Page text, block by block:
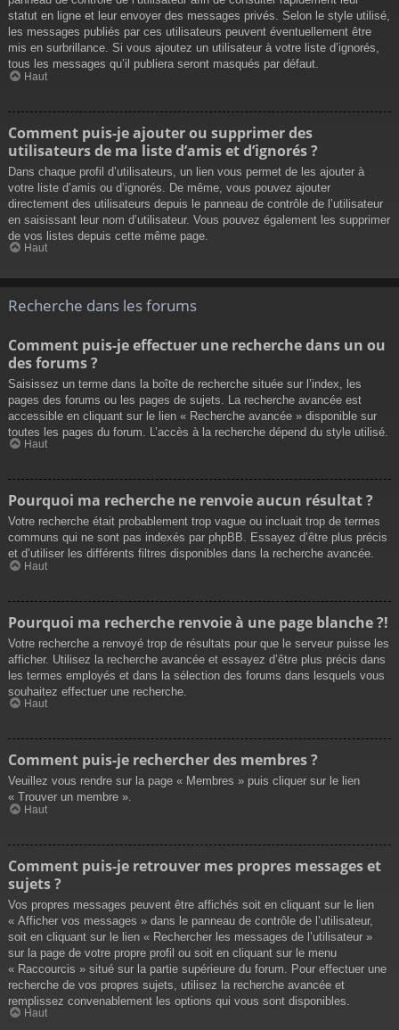
statut en ligne et leur envoyer des messages privés. Selon le style utilisé,
les messages publiés par ces utilisateurs peuvent éventuellement être
mis en surbrillance. Si vous ajoutez un utilisateur à votre liste d’ignorés,
tous les messages qu’il publiera seront masqués par défaut.
Haut
Comment puis-je ajouter ou supprimer des
utilisateurs de ma liste d’amis et d’ignorés ?
Dans chaque profil d’utilisateurs, un lien vous permet de les ajouter à
votre liste d’amis ou d’ignorés. De même, vous pouvez ajouter
directement des utilisateurs depuis le panneau de contrôle de l’utilisateur
en saisissant leur nom d’utilisateur. Vous pouvez également les supprimer
de vos listes depuis cette même page.
Haut
Recherche dans les forums
Comment puis-je effectuer une recherche dans un ou
des forums ?
Saisissez un terme dans la boîte de recherche située sur l’index, les
pages des forums ou les pages de sujets. La recherche avancée est
accessible en cliquant sur le lien « Recherche avancée » disponible sur
toutes les pages du forum. L’accès à la recherche dépend du style utilisé.
Haut
Pourquoi ma recherche ne renvoie aucun résultat ?
Votre recherche était probablement trop vague ou incluait trop de termes
communs qui ne sont pas indexés par phpBB. Essayez d’être plus précis
et d’utiliser les différents filtres disponibles dans la recherche avancée.
Haut
Pourquoi ma recherche renvoie à une page blanche ?!
Votre recherche a renvoyé trop de résultats pour que le serveur puisse les
afficher. Utilisez la recherche avancée et essayez d’être plus précis dans
les termes employés et dans la sélection des forums dans lesquels vous
souhaitez effectuer une recherche.
Haut
Comment puis-je rechercher des membres ?
Veuillez vous rendre sur la page « Membres » puis cliquer sur le lien
« Trouver un membre ».
Haut
Comment puis-je retrouver mes propres messages et
sujets ?
Vos propres messages peuvent être affichés soit en cliquant sur le lien
« Afficher vos messages » dans le panneau de contrôle de l’utilisateur,
soit en cliquant sur le lien « Rechercher les messages de l’utilisateur »
sur la page de votre propre profil ou soit en cliquant sur le menu
« Raccourcis » situé sur la partie supérieure du forum. Pour effectuer une
recherche de vos propres sujets, utilisez la recherche avancée et
remplissez convenablement les options qui vous sont disponibles.
Haut